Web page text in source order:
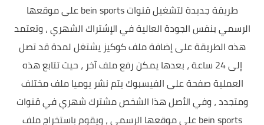
طريقة جديدة لتشغيل قنوات bein sports على موقعها
الرسمي بنفس الجودة العالية في الإشتراك الشهري ، وتعتمد
هذه الطريقة على إضافة ملف كوكيز يشتغل لمدة قد تصل
إلى 24 ساعة ، بعدها يمكن رفع ملف آخر ، حيث تتابع هذه
العملية صفحة على الفيسبوك يتم نشر يوميا ملف مختلف
ومتجدد ، وفي الأصل هذا الشخص مشترك شهري في قنوات
bein sports على موقعها الرسمي ، ويقوم باستخراج ملف